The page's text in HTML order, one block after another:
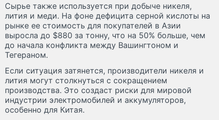
Сырье также используется при добыче никеля,
лития и меди. На фоне дефицита серной кислоты на
рынке ее стоимость для покупателей в Азии
выросла до $880 за тонну, что на 50% больше, чем
до начала конфликта между Вашингтоном и
Тегераном.
Если ситуация затянется, производители никеля и
лития могут столкнуться с сокращением
производства. Это создаст риски для мировой
индустрии электромобилей и аккумуляторов,
особенно для Китая.